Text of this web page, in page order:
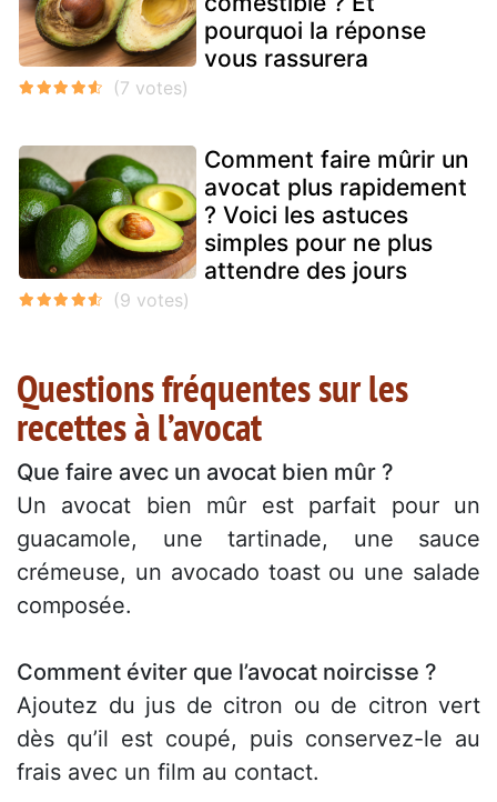
pourquoi la réponse
vous rassurera
Comment faire mûrir un
avocat plus rapidement
? Voici les astuces
simples pour ne plus
attendre des jours
Questions fréquentes sur les
recettes à l’avocat
Que faire avec un avocat bien mûr ?
Un avocat bien mûr est parfait pour un
guacamole, une tartinade, une sauce
crémeuse, un avocado toast ou une salade
composée.
Comment éviter que l’avocat noircisse ?
Ajoutez du jus de citron ou de citron vert
dès qu’il est coupé, puis conservez-le au
frais avec un film au contact.